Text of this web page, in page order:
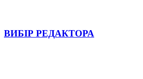
ВИБІР РЕДАКТОРА